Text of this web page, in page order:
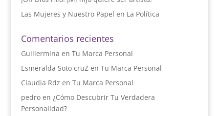
Las Mujeres y Nuestro Papel en La Política
Comentarios recientes
Guillermina en Tu Marca Personal
Esmeralda Soto cruZen Tu Marca Personal
Claudia Rdz en Tu Marca Personal
pedroen ¿Cómo Descubrir Tu Verdadera
Personalidad?